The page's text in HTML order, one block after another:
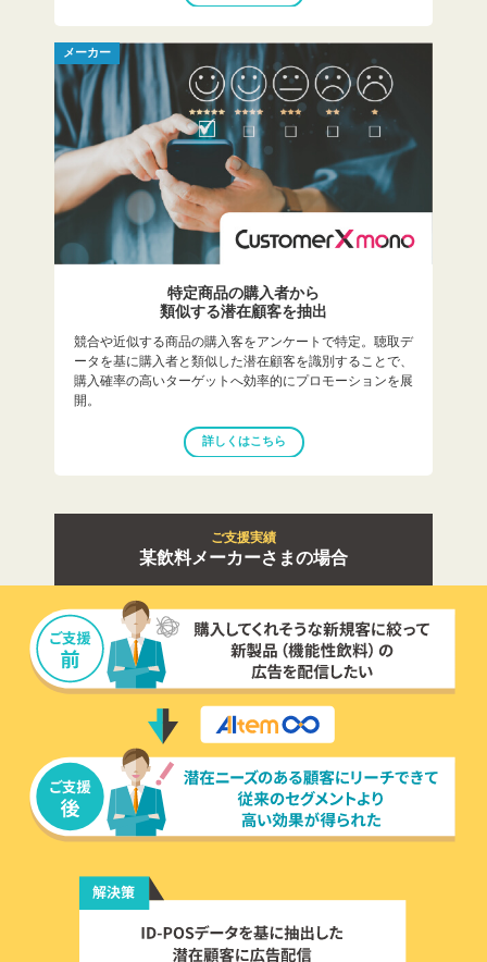
メーカー
特定商品の購入者から
類似する潜在顧客を抽出
競合や近似する商品の購入客をアンケートで特定。聴取デ
ータを基に購入者と類似した潜在顧客を識別することで、
購入確率の高いターゲットへ効率的にプロモーションを展
開。
詳しくはこちら
ご支援実績
某飲料メーカーさまの場合